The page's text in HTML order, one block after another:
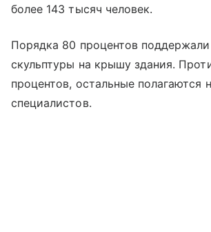
более 143 тысяч человек.
Порядка 80 процентов
скульптуры на крышу здания.
процентов, остальные полагаются
специалистов.